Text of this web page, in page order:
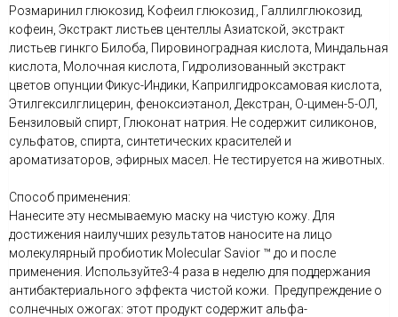
Розмаринил глюкозид, Кофеил глюкозид., Галлилглюкозид,
кофеин, Экстракт листьев центеллы Азиатской, экстракт
листьев гинкго Билоба, Пировиноградная кислота, Миндальная
кислота, Молочная кислота, Гидролизованный экстракт
цветов опунции Фикус-Индики, Каприлгидроксамовая кислота,
Этилгексилглицерин, феноксиэтанол, Декстран, О-цимен-5-ОЛ,
Бензиловый спирт, Глюконат натрия. Не содержит силиконов,
сульфатов, спирта, синтетических красителей и
ароматизаторов, эфирных масел. Не тестируется на животных.
Способ применения:
Нанесите эту несмываемую маску на чистую кожу. Для
достижения наилучших результатов наносите на лицо
молекулярный пробиотик Molecular Savior ™ до и после
применения. Используйте3-4 раза в неделю для поддержания
антибактериального эффекта чистой кожи. Предупреждение о
солнечных ожогах: этот продукт содержит альфа-